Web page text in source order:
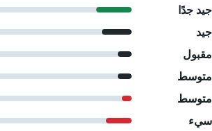
جيد جدًا
جيد
مقبول
متوسط
متوسط
سيء